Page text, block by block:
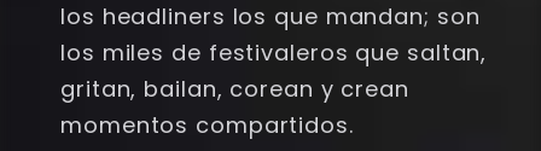
los headliners los que mandan; son
los miles de festivaleros que saltan,
gritan, bailan, corean y crean
momentos compartidos.